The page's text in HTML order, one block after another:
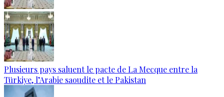
Plusieurs pays saluent le pacte de La Mecque entre la
Türkiye, l’Arabie saoudite et le Pakistan